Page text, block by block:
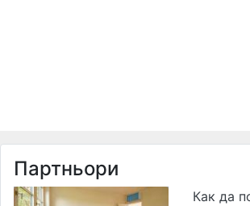
Партньори
Как да